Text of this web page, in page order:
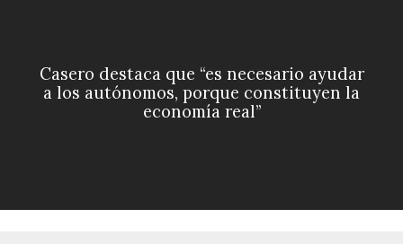
Casero destaca que “es necesario ayudar
a los autónomos, porque constituyen la
economía real”